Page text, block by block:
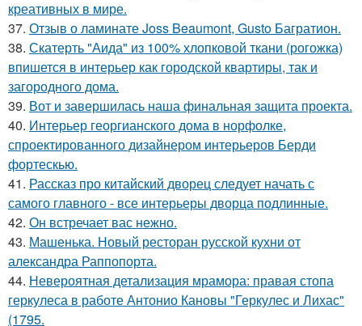
креативных в мире.
37. Отзыв о ламинате Joss Beaumont, Gusto Багратион.
38. Скатерть "Аида" из 100% хлопковой ткани (рогожка)
впишется в интерьер как городской квартиры, так и
загородного дома.
39. Вот и завершилась наша финальная защита проекта.
40. Интерьер георгианского дома в норфолке,
спроектированного дизайнером интерьеров Берди
фортескью.
41. Рассказ про китайский дворец следует начать с
самого главного - все интерьеры дворца подлинные.
42. Он встречает вас нежно.
43. Машенька. Новый ресторан русской кухни от
александра Раппопорта.
44. Невероятная детализация мрамора: правая стопа
геркулеса в работе Антонио Кановы "Геркулес и Лихас"
(1795.